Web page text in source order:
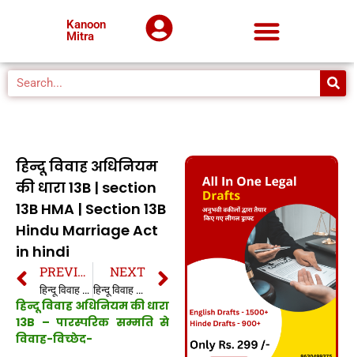
Kanoon
Mitra
हिन्दू विवाह अधिनियम
की धारा 13B | section
13B HMA | Section 13B
Hindu Marriage Act
in hindi
PREVIOUS
हिन्दू विवाह अधिनियम की धारा 13A | section 13A HMA | Section 13A Hindu Marriage Act in hindi
NEXT
हिन्दू विवाह अधिनियम की धारा 14 | section 14 HMA | Section 14 Hindu Marriage Act in hindi
हिन्दू विवाह अधिनियम की धारा
13B – पारस्परिक सम्मति से
विवाह-विच्छेद-